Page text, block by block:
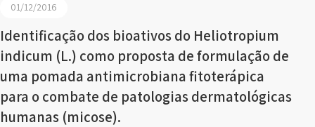
01/12/2016
Identificação dos bioativos do Heliotropium
indicum (L.) como proposta de formulação de
uma pomada antimicrobiana fitoterápica
para o combate de patologias dermatológicas
humanas (micose).